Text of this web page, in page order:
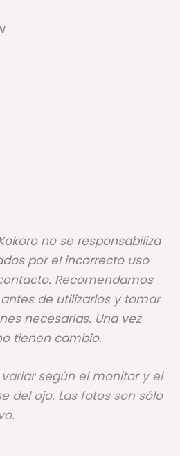
no se responsabiliza
por el incorrecto uso
Recomendamos
de utilizarlos y tomar
necesarias. Una vez
tienen cambio.
según el monitor y el
del ojo. Las fotos son sólo